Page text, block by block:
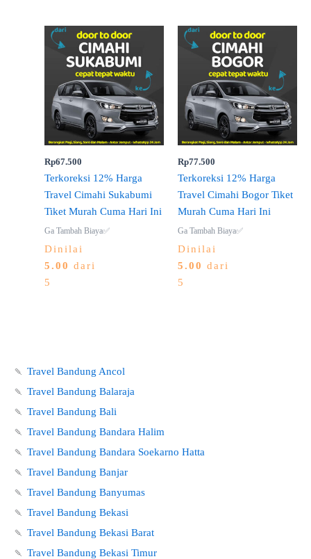
Rp67.500
Terkoreksi 12% Harga
Travel Cimahi Sukabumi
Tiket Murah Cuma Hari Ini
Ga Tambah Biaya✅
Dinilai
5.00 dari
5
Rp77.500
Terkoreksi 12% Harga
Travel Cimahi Bogor Tiket
Murah Cuma Hari Ini
Ga Tambah Biaya✅
Dinilai
5.00 dari
5
🍡 Travel Bandung Ancol
🍡 Travel Bandung Balaraja
🍡 Travel Bandung Bali
🍡 Travel Bandung Bandara Halim
🍡 Travel Bandung Bandara Soekarno Hatta
🍡 Travel Bandung Banjar
🍡 Travel Bandung Banyumas
🍡 Travel Bandung Bekasi
🍡 Travel Bandung Bekasi Barat
🍡 Travel Bandung Bekasi Timur